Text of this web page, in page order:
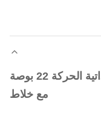
آلة صناعة صناعة المواد المطاطية ذاتية الحركة 22 بوصة
مع خلاط